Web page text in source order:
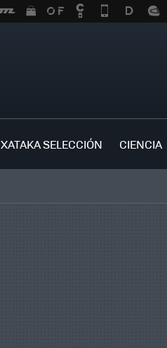
XATAKA SELECCIÓN CIENCIA